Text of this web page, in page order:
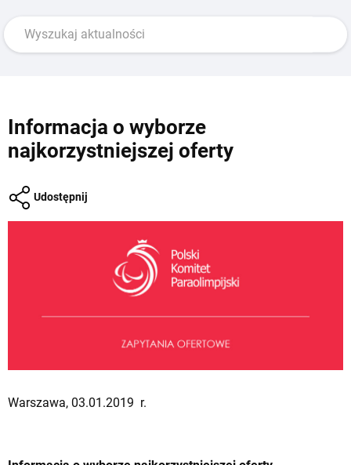
Informacja o wyborze
najkorzystniejszej oferty
Udostępnij
Warszawa, 03.01.2019 r.